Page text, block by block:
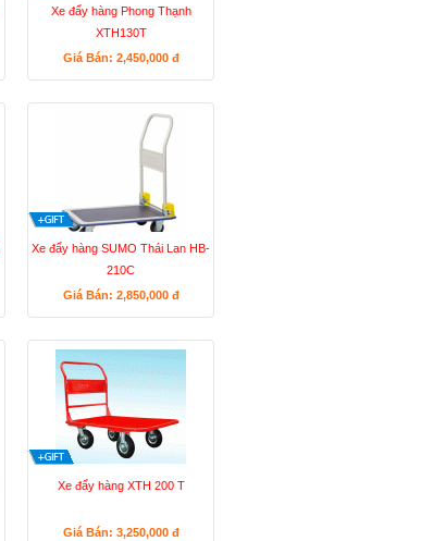
Xe đẩy hàng Phong Thạnh
XTH130T
Giá Bán: 2,450,000 đ
Xe đẩy hàng SUMO Thái Lan HB-
210C
Giá Bán: 2,850,000 đ
Xe đẩy hàng XTH 200 T
Giá Bán: 3,250,000 đ